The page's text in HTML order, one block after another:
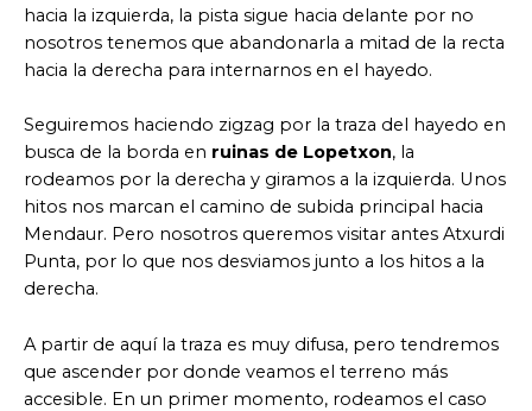
hacia la izquierda, la pista sigue hacia delante por no
nosotros tenemos que abandonarla a mitad de la recta
hacia la derecha para internarnos en el hayedo.
Seguiremos haciendo zigzag por la traza del hayedo en
busca de la borda en ruinas de Lopetxon, la
rodeamos por la derecha y giramos a la izquierda. Unos
hitos nos marcan el camino de subida principal hacia
Mendaur. Pero nosotros queremos visitar antes Atxurdi
Punta, por lo que nos desviamos junto a los hitos a la
derecha.
A partir de aquí la traza es muy difusa, pero tendremos
que ascender por donde veamos el terreno más
accesible. En un primer momento, rodeamos el caso